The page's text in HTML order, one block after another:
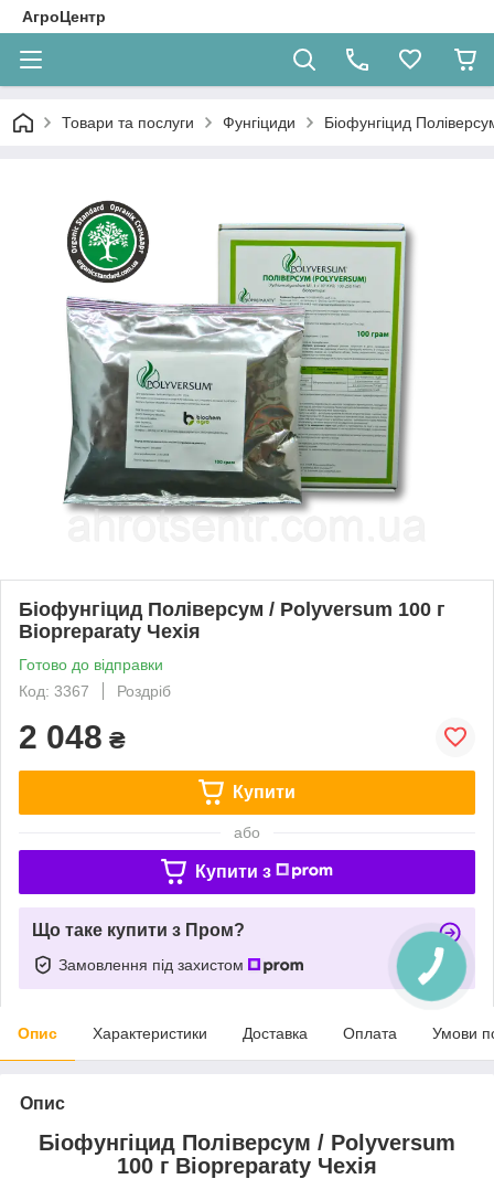
АгроЦентр
Товари та послуги Фунгіциди Біофунгіцид
Біофунгіцид Поліверсум / Polyversum 100 г
Biopreparaty Чехія
Готово до відправки
Код: 3367
Роздріб
2 048 ₴
Купити
або
Купити з
Що таке купити з Пром?
Замовлення під захистом
Опис Характеристики Доставка Оплата Умови
Опис
Біофунгіцид Поліверсум / Polyversum
100 г Biopreparaty Чехія